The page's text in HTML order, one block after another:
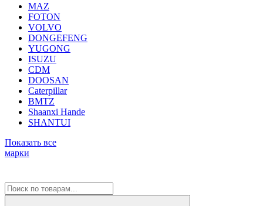
MAZ
FOTON
VOLVO
DONGEFENG
YUGONG
ISUZU
CDM
DOOSAN
Caterpillar
BMTZ
Shaanxi Hande
SHANTUI
Показать все
марки